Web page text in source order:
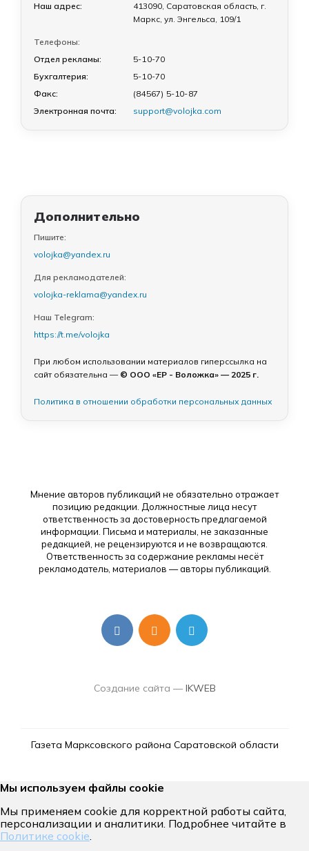
Наш адрес:
413090, Саратовская область, г.
Маркс, ул. Энгельса, 109/1
Телефоны:
Отдел рекламы:
5-10-70
Бухгалтерия:
5-10-70
Факс:
(84567) 5-10-87
Электронная почта:
support@volojka.com
Дополнительно
Пишите:
volojka@yandex.ru
Для рекламодателей:
volojka-reklama@yandex.ru
Наш Telegram:
https://t.me/volojka
При любом использовании материалов гиперссылка на
сайт обязательна — © ООО «ЕР - Воложка» — 2025 г.
Политика в отношении обработки персональных данных
Мнение авторов публикаций не обязательно отражает
позицию редакции. Должностные лица несут
ответственность за достоверность предлагаемой
информации. Письма и материалы, не заказанные
редакцией, не рецензируются и не возвращаются.
Ответственность за содержание рекламы несёт
рекламодатель, материалов — авторы публикаций.
Создание сайта — IKWEB
Газета Марксовского района Саратовской области
Мы используем файлы cookie
Мы применяем cookie для корректной работы сайта,
персонализации и аналитики. Подробнее читайте в
Политике cookie.